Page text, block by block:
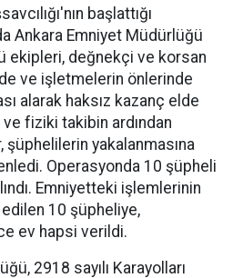
başlattığı
Ankara Emniyet Müdürlüğü
ekipleri, değnekçi ve korsan
ve işletmelerin önlerinde
alarak haksız kazanç elde
fiziki takibin ardından
yakalanmasına
Operasyonda 10 şüpheli
Emniyetteki işlemlerinin
10 şüpheliye,
ev hapsi verildi.
2918 sayılı Karayolları